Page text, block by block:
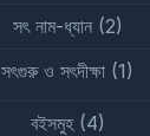
সৎ নাম-ধ্যান(2)
সৎগুরু ও সৎদীক্ষা (1)
বইসমুহ(4)